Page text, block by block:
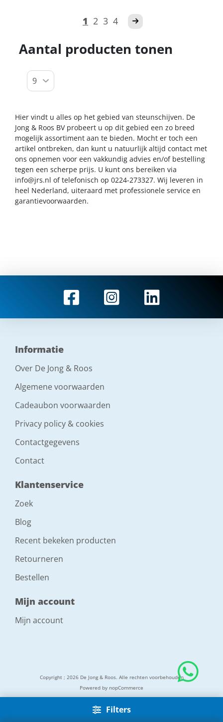
Filters
1 2 3 4
Aantal producten tonen
Hier vindt u alles op het gebied van steunschijven. De
Jong & Roos BV probeert u op dit gebied een zo breed
mogelijk assortiment aan te bieden. Mocht er toch een
artikel ontbreken, dan kunt u natuurlijk altijd contact met
ons opnemen voor een vakkundig advies en/of bestelling
tegen een scherpe prijs. U kunt ons bereiken via
info@jrs.nl of telefonisch op 0224-273327. Wij leveren in
heel Nederland, uiteraard met professionele service en
garantievoorwaarden.
Informatie
Over De Jong & Roos
Algemene voorwaarden
Cadeaubon voorwaarden
Privacy policy & cookies
Contactgegevens
Contact
Klantenservice
Zoek
Blog
Recent bekeken producten
Retourneren
Bestellen
Mijn account
Mijn account
Copyright ; 2026 De Jong & Roos. Alle rechten voorbehouden
Powered by nopCommerce